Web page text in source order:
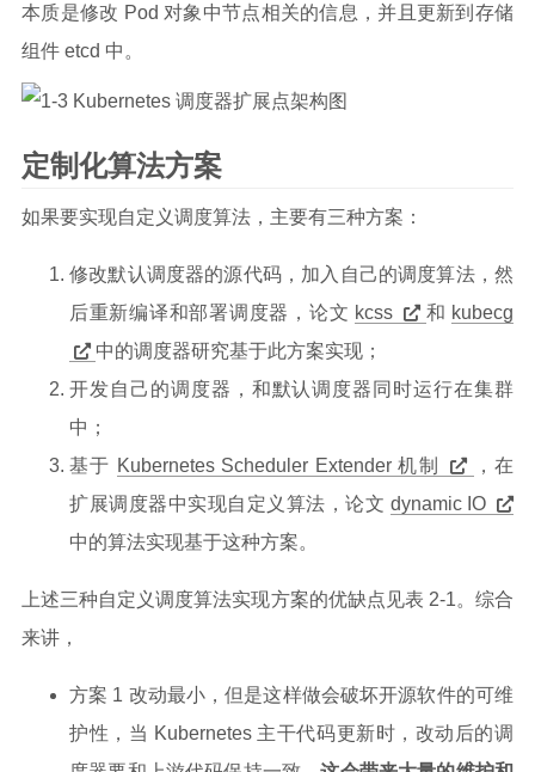
本质是修改 Pod 对象中节点相关的信息，并且更新到存储
组件 etcd 中。
定制化算法方案
如果要实现自定义调度算法，主要有三种方案：
修改默认调度器的源代码，加入自己的调度算法，然
后重新编译和部署调度器，论文 kcss 和 kubecg
中的调度器研究基于此方案实现；
开发自己的调度器，和默认调度器同时运行在集群
中；
基于 Kubernetes Scheduler Extender 机制
，在
扩展调度器中实现自定义算法，论文 dynamic IO
中的算法实现基于这种方案。
上述三种自定义调度算法实现方案的优缺点见表 2-1。综合
来讲，
方案 1 改动最小，但是这样做会破坏开源软件的可维
护性，当 Kubernetes 主干代码更新时，改动后的调